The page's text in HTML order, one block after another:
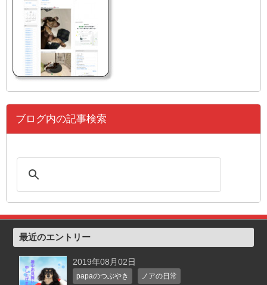
ブログ内の記事検索
最近のエントリー
2019年08月02日
papaのつぶやき ノアの日常